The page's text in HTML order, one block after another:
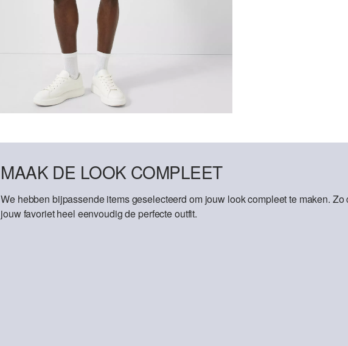
MAAK DE LOOK COMPLEET
We hebben bijpassende items geselecteerd om jouw look compleet te maken. Zo
jouw favoriet heel eenvoudig de perfecte outfit.